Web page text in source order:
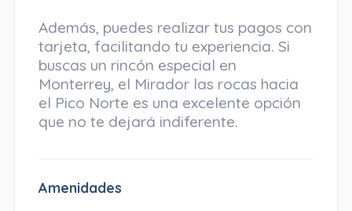
Además, puedes realizar tus pagos con
tarjeta, facilitando tu experiencia. Si
buscas un rincón especial en
Monterrey, el Mirador las rocas hacia
el Pico Norte es una excelente opción
que no te dejará indiferente.
Amenidades